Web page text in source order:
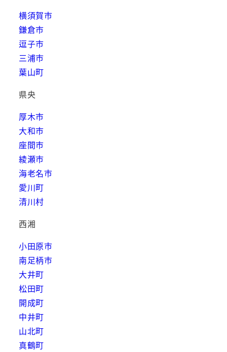
横須賀市
鎌倉市
逗子市
三浦市
葉山町
県央
厚木市
大和市
座間市
綾瀬市
海老名市
愛川町
清川村
西湘
小田原市
南足柄市
大井町
松田町
開成町
中井町
山北町
真鶴町